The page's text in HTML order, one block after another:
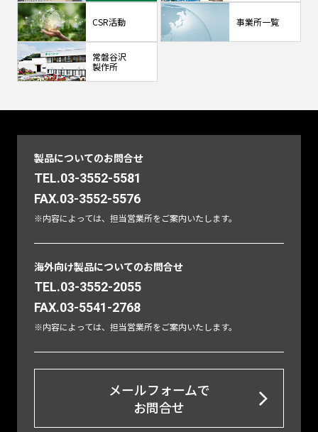
CSR活動 事業所一覧
常磐谷沢
製作所
製品についてのお問合せ
TEL.03-3552-5581
FAX.03-3552-5576
※内容によっては、担当営業所をご案内いたします。
海外向け製品についてのお問合せ
TEL.03-3552-2055
FAX.03-5541-2768
※内容によっては、担当営業所をご案内いたします。
メールフォームで
お問合せ